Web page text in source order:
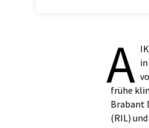
A
frühe
Brabant
(RIL)